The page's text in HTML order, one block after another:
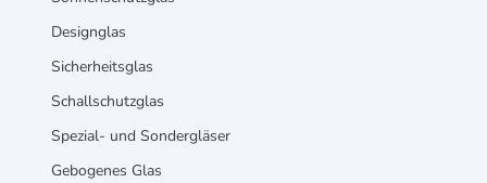
Designglas
Sicherheitsglas
Schallschutzglas
Spezial- und Sondergläser
Gebogenes Glas